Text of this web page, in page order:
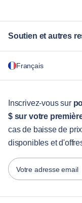
Soutien et autres
Pour les entreprises
Services aux visiteurs
Guides des villes
Partenaires
Opérateurs de location
Propriétaires
Partenaires de
Français
English
Português
Español
Français
Türkçe
Inscrivez-vous sur
$ sur votre
cas de baisse de
disponibles et
Votre adresse email